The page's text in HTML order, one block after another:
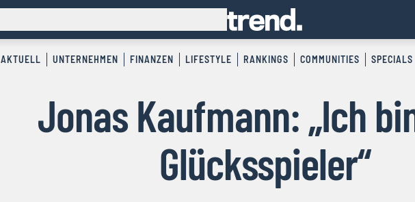
AKTUELL UNTERNEHMEN FINANZEN LIFESTYLE RANKINGS COMMUNITIES SPECIALS
Jonas Kaufmann: „Ich
Glücksspieler“